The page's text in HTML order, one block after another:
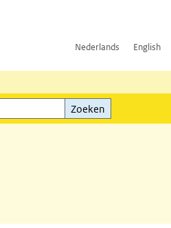
Nederlands English
Zoeken